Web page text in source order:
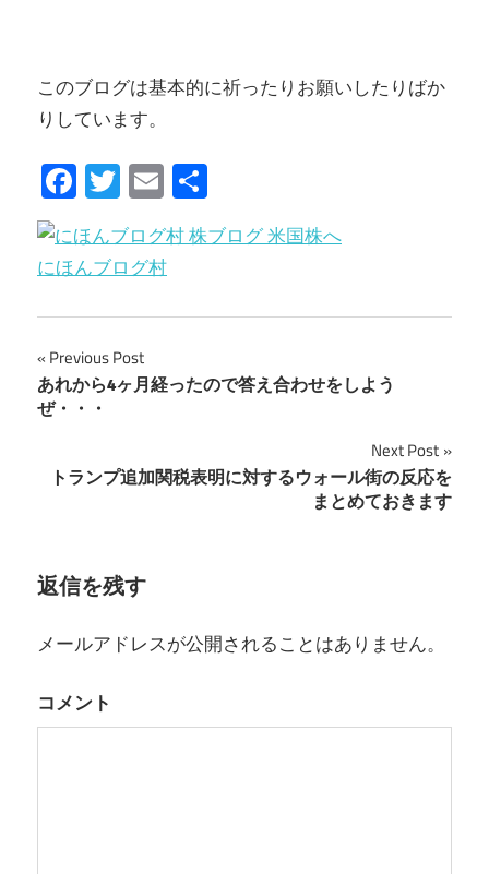
このブログは基本的に祈ったりお願いしたりばか
りしています。
Facebook
Twitter
Email
有
にほんブログ村
投
稿
ナ
ー
シ
ョ
ン
Previous Post
あれから4ヶ月経ったので答え合わせをしよう
ぜ・・・
Next Post
トランプ追加関税表明に対するウォール街の反応を
まとめておきます
返信を残す
メールアドレスが公開されることはありません。
コメント